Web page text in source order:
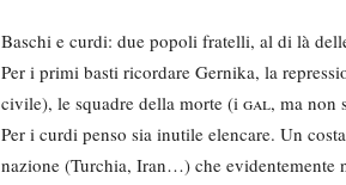
Baschi e curdi: due popoli fratelli, al di là
Per i primi basti ricordare Gernika, la
civile), le squadre della morte (i gal, ma non
Per i curdi penso sia inutile elencare. Un
nazione (Turchia, Iran…) che evidentemente